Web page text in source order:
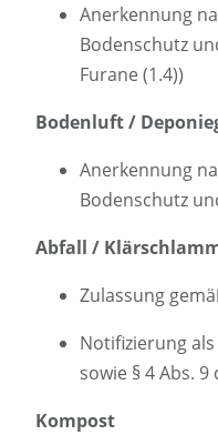
Anerkennung
Bodenschutz
Furane (1.4))
Bodenluft /
Anerkennung
Bodenschutz
Abfall /
Zulassung
Notifizierung
sowie § 4 Abs.
Kompost